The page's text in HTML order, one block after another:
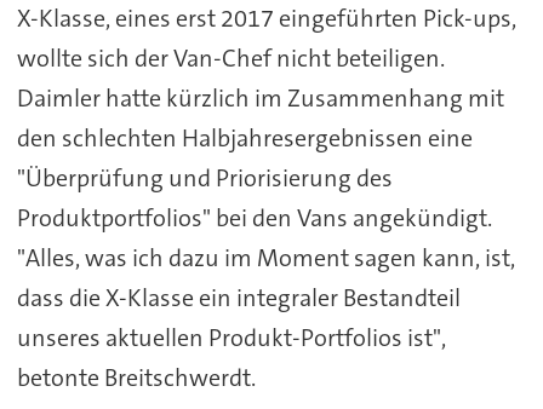
X-Klasse, eines erst 2017 eingeführten Pick-ups,
wollte sich der Van-Chef nicht beteiligen.
Daimler hatte kürzlich im Zusammenhang mit
den schlechten Halbjahresergebnissen eine
"Überprüfung und Priorisierung des
Produktportfolios" bei den Vans angekündigt.
"Alles, was ich dazu im Moment sagen kann, ist,
dass die X-Klasse ein integraler Bestandteil
unseres aktuellen Produkt-Portfolios ist",
betonte Breitschwerdt.